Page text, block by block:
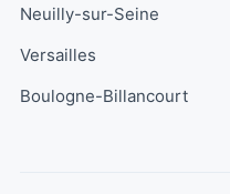
Neuilly-sur-Seine
Versailles
Boulogne-Billancourt